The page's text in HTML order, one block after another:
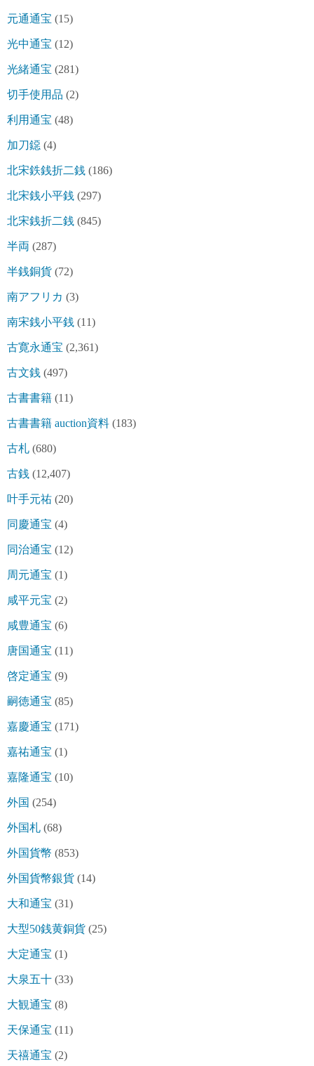
元通通宝 (15)
光中通宝 (12)
光緒通宝 (281)
切手使用品 (2)
利用通宝 (48)
加刀鐚 (4)
北宋鉄銭折二銭 (186)
北宋銭小平銭 (297)
北宋銭折二銭 (845)
半両 (287)
半銭銅貨 (72)
南アフリカ (3)
南宋銭小平銭 (11)
古寛永通宝 (2,361)
古文銭 (497)
古書書籍 (11)
古書書籍 auction資料 (183)
古札 (680)
古銭 (12,407)
叶手元祐 (20)
同慶通宝 (4)
同治通宝 (12)
周元通宝 (1)
咸平元宝 (2)
咸豊通宝 (6)
唐国通宝 (11)
啓定通宝 (9)
嗣徳通宝 (85)
嘉慶通宝 (171)
嘉祐通宝 (1)
嘉隆通宝 (10)
外国 (254)
外国札 (68)
外国貨幣 (853)
外国貨幣銀貨 (14)
大和通宝 (31)
大型50銭黄銅貨 (25)
大定通宝 (1)
大泉五十 (33)
大観通宝 (8)
天保通宝 (11)
天禧通宝 (2)